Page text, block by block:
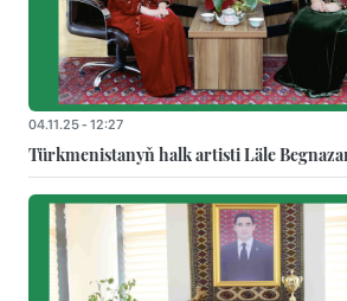
04.11.25 - 12:27
Türkmenistanyň halk artisti Läle